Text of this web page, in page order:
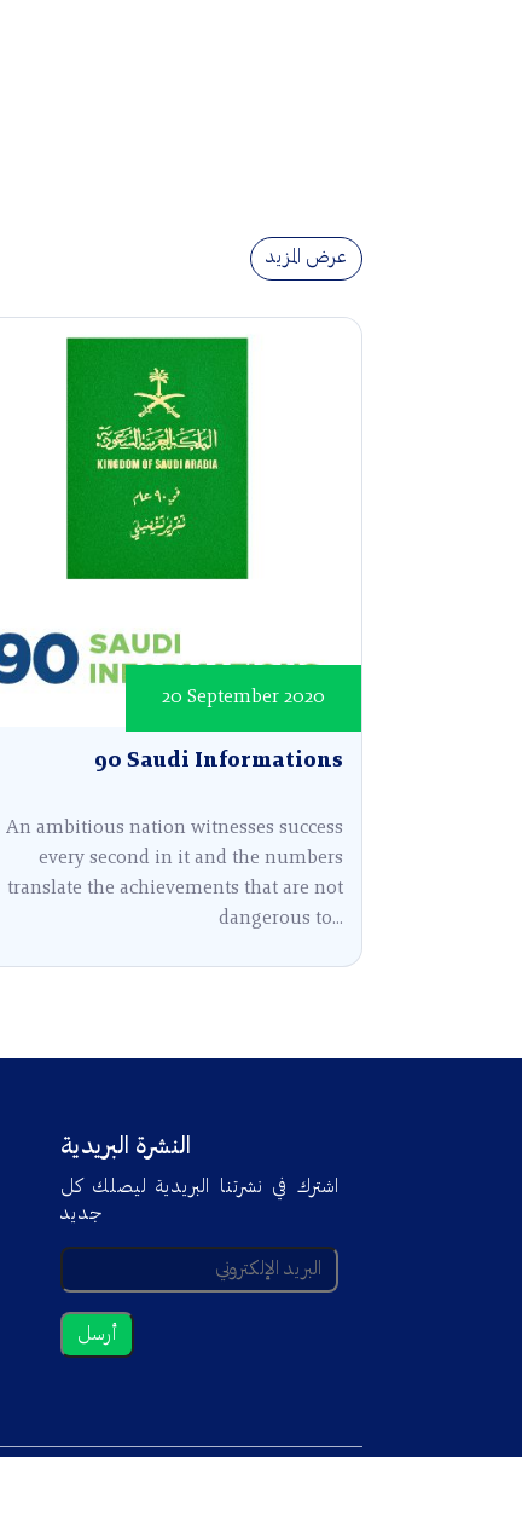
عرض المزيد
90 Saudi Informations
20 September 2020
An ambitious nation witnesses success
every second in it and the numbers
translate the achievements that are not
dangerous to...
النشرة البريدية
اشترك في نشرتنا البريدية ليصلك كل
جديد